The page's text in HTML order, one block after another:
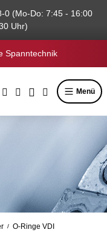
0 (Mo-Do: 7:45 - 16:00
Uhr)
Spanntechnik
Menü
/ O-Ringe VDI